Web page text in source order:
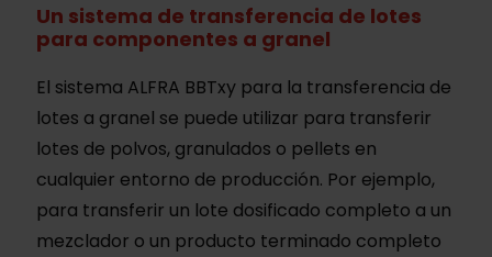
Un sistema de transferencia de lotes
para componentes a granel
El sistema ALFRA BBTxy para la transferencia de
lotes a granel se puede utilizar para transferir
lotes de polvos, granulados o pellets en
cualquier entorno de producción. Por ejemplo,
para transferir un lote dosificado completo a un
mezclador o un producto terminado completo